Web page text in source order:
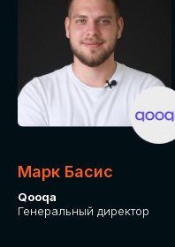
Марк Басис
Qooqa
Генеральный директор
МЕРОПРИЯТИЯ